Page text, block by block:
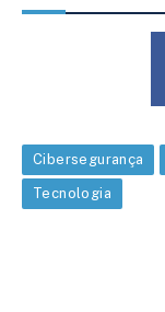
Cibersegurança
Tecnologia